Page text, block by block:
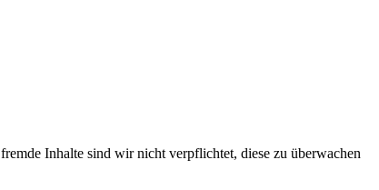
Inhalte sind wir nicht verpflichtet, diese zu überwachen